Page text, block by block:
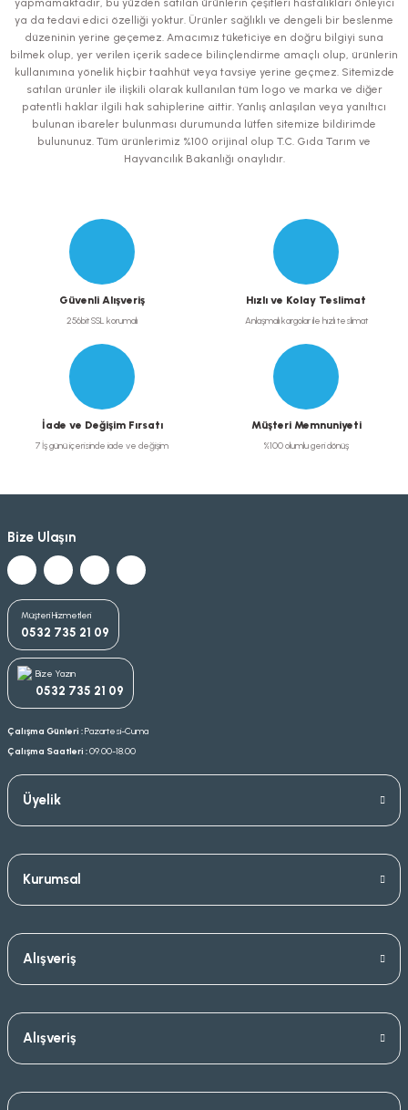
Ürün açıklamasında eksik bilgiler bulunuyor.
Ürün bilgilerinde hatalar bulunuyor.
Ürün fiyatı diğer sitelerden daha pahalı.
Bu ürüne benzer farklı alternatifler olmalı.
yapmamaktadır, bu yüzden satılan ürünlerin çeşitleri hastalıkları önleyici
ya da tedavi edici özelliği yoktur. Ürünler sağlıklı ve dengeli bir beslenme
düzeninin yerine geçemez. Amacımız tüketiciye en doğru bilgiyi suna
bilmek olup, yer verilen içerik sadece bilinçlendirme amaçlı olup, ürünlerin
kullanımına yönelik hiçbir taahhüt veya tavsiye yerine geçmez. Sitemizde
satılan ürünler ile ilişkili olarak kullanılan tüm logo ve marka ve diğer
patentli haklar ilgili hak sahiplerine aittir. Yanlış anlaşılan veya yanıltıcı
bulunan ibareler bulunması durumunda lütfen sitemize bildirimde
bulununuz. Tüm ürünlerimiz %100 orijinal olup T.C. Gıda Tarım ve
Hayvancılık Bakanlığı onaylıdır.
Güvenli Alışveriş
256bit SSL korumalı
Hızlı ve Kolay Teslimat
Anlaşmalı kargolar ile hızlı teslimat
İade ve Değişim Fırsatı
7 İş günü içerisinde iade ve değişim
Müşteri Memnuniyeti
%100 olumlu geri dönüş
Bize Ulaşın
Müşteri Hizmetleri
0532 735 21 09
Bize Yazın
0532 735 21 09
Çalışma Günleri :Pazartesi-Cuma
Çalışma Saatleri :09.00-18.00
Üyelik
Kurumsal
Alışveriş
Alışveriş